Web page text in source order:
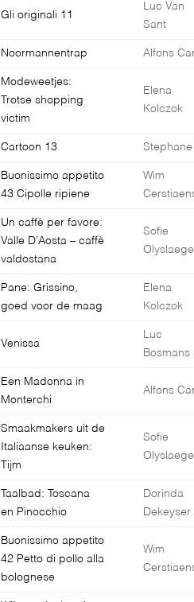
Gli originali 11
Luc Van
Sant
Noormannentrap Alfons
Modeweetjes:
Trotse shopping
victim
Elena
Kolczok
Cartoon 13 Stephane
Buonissimo appetito
43 Cipolle ripiene
Wim
Un caffè per favore:
Valle D’Aosta – caffè
valdostana
Sofie
Pane: Grissino,
goed voor de maag
Elena
Kolczok
Venissa
Luc
Bosmans
Een Madonna in
Monterchi
Alfons
Smaakmakers uit de
Italiaanse keuken:
Tijm
Sofie
Taalbad: Toscana
en Pinocchio
Dorinda
Dekeyser
Buonissimo appetito
42 Petto di pollo alla
bolognese
Wim